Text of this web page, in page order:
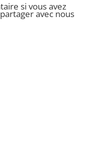
si vous avez
avec nous